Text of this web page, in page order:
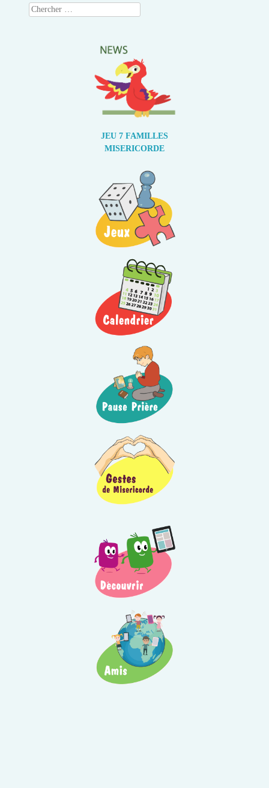
Search
JEU 7 FAMILLES
MISERICORDE